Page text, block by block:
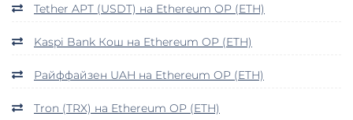
Tether APT (USDT) на Ethereum OP (ETH)
Kaspi Bank Кош на Ethereum OP (ETH)
Райффайзен UAH на Ethereum OP (ETH)
Tron (TRX) на Ethereum OP (ETH)